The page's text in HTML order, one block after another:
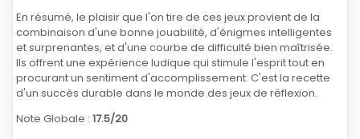
En résumé, le plaisir que l'on tire de ces jeux provient de la
combinaison d'une bonne jouabilité, d'énigmes intelligentes
et surprenantes, et d'une courbe de difficulté bien maîtrisée.
Ils offrent une expérience ludique qui stimule l'esprit tout en
procurant un sentiment d'accomplissement. C'est la recette
d'un succès durable dans le monde des jeux de réflexion.
Note Globale : 17.5/20